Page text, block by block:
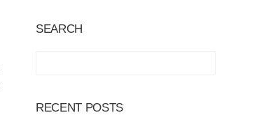
SEARCH
RECENT POSTS